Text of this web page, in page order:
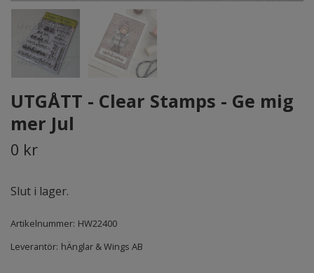
UTGÅTT - Clear Stamps - Ge mig
mer Jul
0 kr
Slut i lager.
Artikelnummer: HW22400
Leverantör: hÄnglar & Wings AB